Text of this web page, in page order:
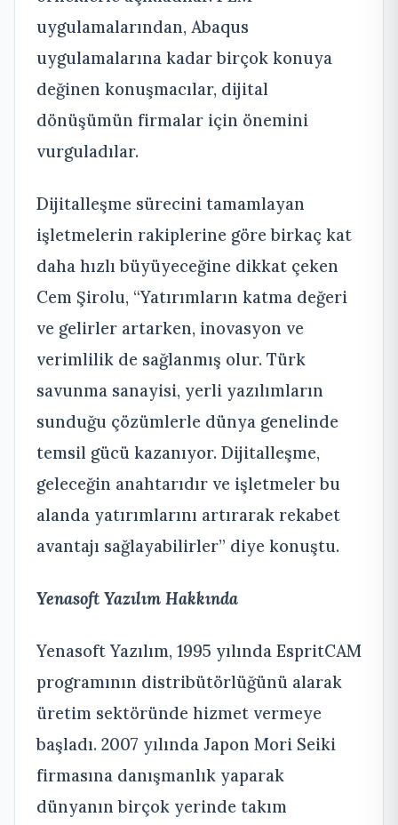
uygulamalarından, Abaqus
uygulamalarına kadar birçok konuya
değinen konuşmacılar, dijital
dönüşümün firmalar için önemini
vurguladılar.
Dijitalleşme sürecini tamamlayan
işletmelerin rakiplerine göre birkaç kat
daha hızlı büyüyeceğine dikkat çeken
Cem Şirolu, “Yatırımların katma değeri
ve gelirler artarken, inovasyon ve
verimlilik de sağlanmış olur. Türk
savunma sanayisi, yerli yazılımların
sunduğu çözümlerle dünya genelinde
temsil gücü kazanıyor. Dijitalleşme,
geleceğin anahtarıdır ve işletmeler bu
alanda yatırımlarını artırarak rekabet
avantajı sağlayabilirler” diye konuştu.
Yenasoft Yazılım Hakkında
Yenasoft Yazılım, 1995 yılında EspritCAM
programının distribütörlüğünü alarak
üretim sektöründe hizmet vermeye
başladı. 2007 yılında Japon Mori Seiki
firmasına danışmanlık yaparak
dünyanın birçok yerinde takım